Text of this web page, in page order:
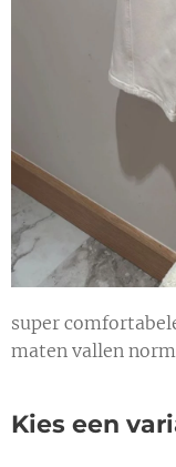
super
maten vallen
Kies een